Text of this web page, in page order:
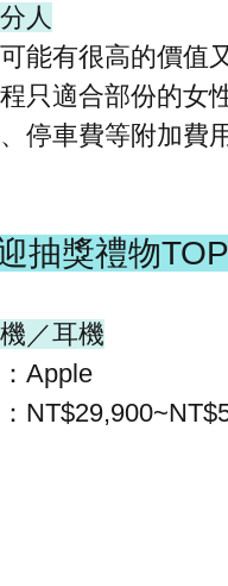
人
能有很高的價值
只適合部份的女
停車費等附加費
抽獎禮物
／耳機
Apple